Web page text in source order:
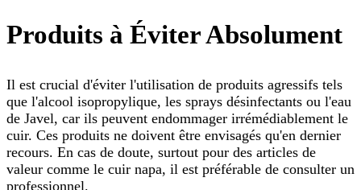
Produits à Éviter Absolument
Il est crucial d'éviter l'utilisation de produits agressifs tels
que l'alcool isopropylique, les sprays désinfectants ou l'eau
de Javel, car ils peuvent endommager irrémédiablement le
cuir. Ces produits ne doivent être envisagés qu'en dernier
recours. En cas de doute, surtout pour des articles de
valeur comme le cuir napa, il est préférable de consulter un
professionnel.